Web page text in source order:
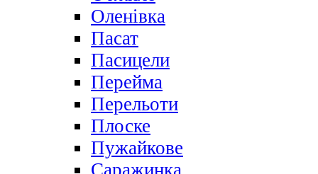
Оленівка
Пасат
Пасицели
Перейма
Перельоти
Плоске
Пужайкове